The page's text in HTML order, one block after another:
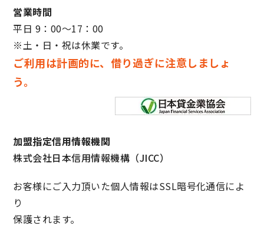
営業時間
平日 9：00～17：00
※土・日・祝は休業です。
ご利用は計画的に、借り過ぎに注意しましょ
う。
加盟指定信用情報機関
株式会社日本信用情報機構（JICC）
お客様にご入力頂いた個人情報はSSL暗号化通信によ
り
保護されます。